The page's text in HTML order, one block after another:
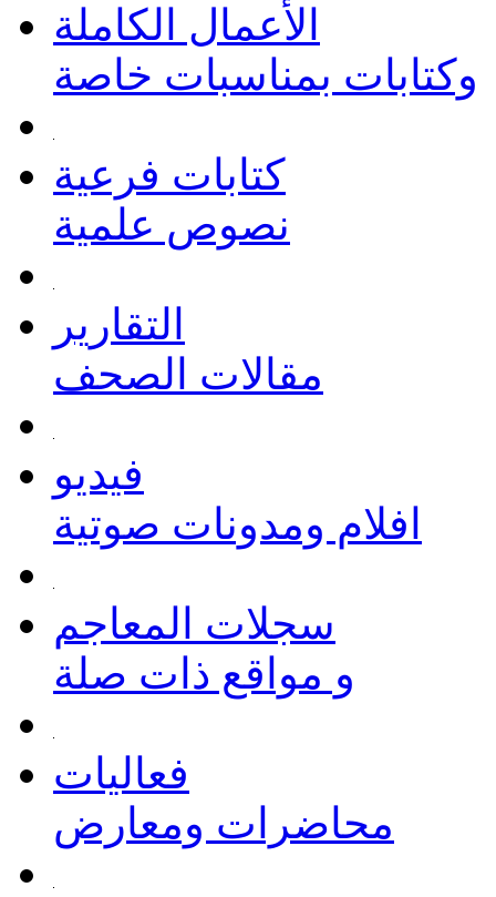
الأعمال الكاملة
وكتابات بمناسبات خاصة
كتابات فرعية
نصوص علمية
التقارير
مقالات الصحف
فيديو
افلام ومدونات صوتية
سجلات المعاجم
و مواقع ذات صلة
فعاليات
محاضرات ومعارض